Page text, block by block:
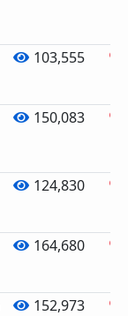
103,555
150,083
124,830
164,680
152,973